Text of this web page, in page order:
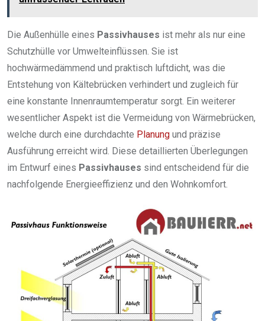
Die Außenhülle eines Passivhauses ist mehr als nur eine
Schutzhülle vor Umwelteinflüssen. Sie ist
hochwärmedämmend und praktisch luftdicht, was die
Entstehung von Kältebrücken verhindert und zugleich für
eine konstante Innenraumtemperatur sorgt. Ein weiterer
wesentlicher Aspekt ist die Vermeidung von Wärmebrücken,
welche durch eine durchdachte Planung und präzise
Ausführung erreicht wird. Diese detaillierten Überlegungen
im Entwurf eines Passivhauses sind entscheidend für die
nachfolgende Energieeffizienz und den Wohnkomfort.